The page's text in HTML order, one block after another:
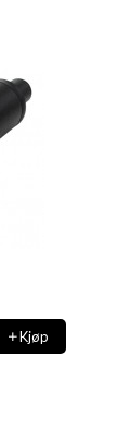
Kjøp